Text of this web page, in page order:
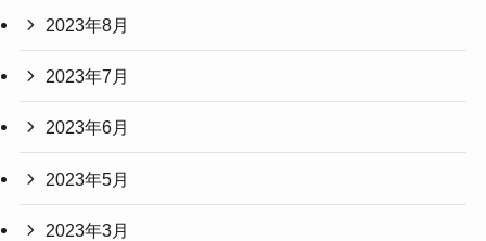
2023年8月
2023年7月
2023年6月
2023年5月
2023年3月